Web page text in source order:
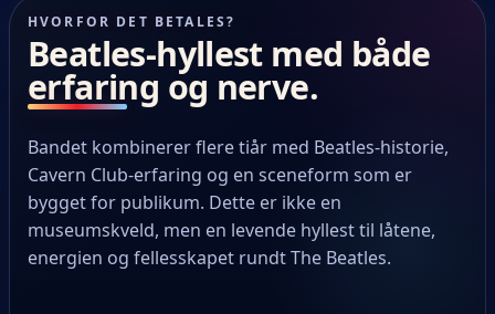
HVORFOR DET BETALES?
Beatles-hyllest med både
erfaring og nerve.
Bandet kombinerer flere tiår med Beatles-historie,
Cavern Club-erfaring og en sceneform som er
bygget for publikum. Dette er ikke en
museumskveld, men en levende hyllest til låtene,
energien og fellesskapet rundt The Beatles.